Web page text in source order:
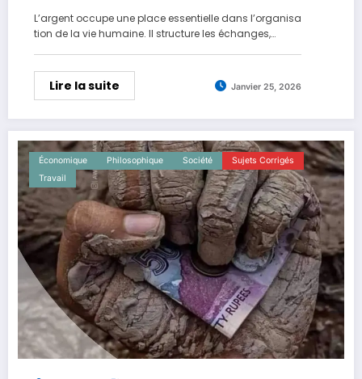
L’argent occupe une place essentielle dans l’organisa
tion de la vie humaine. Il structure les échanges,…
Lire la suite Janvier 25, 2026
Économique Philosophique Société
Sujets Corrigés
Travail